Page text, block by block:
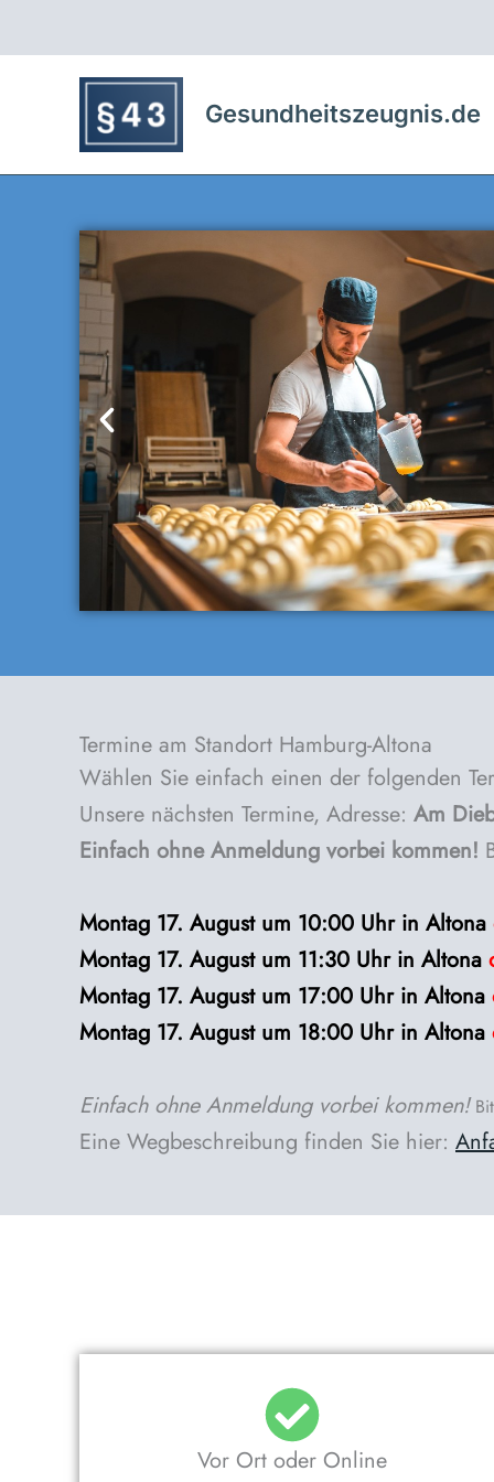
Inhalt
Gesundheitszeugnis.de
Termine am Standort Hamburg-Altona
Wählen Sie einfach einen der folgenden
Unsere nächsten Termine, Adresse: Am
Einfach ohne Anmeldung vorbei kommen!
Montag 17. Augustum 10:00 Uhr in Altona
Montag 17. August um 11:30 Uhr in Altona
Montag 17. Augustum 17:00 Uhr in Altona
Montag 17. August um 18:00 Uhr in Altona
Einfach ohne Anmeldung vorbei kommen!
Eine Wegbeschreibung finden Sie hier:
Vor Ort oder Online